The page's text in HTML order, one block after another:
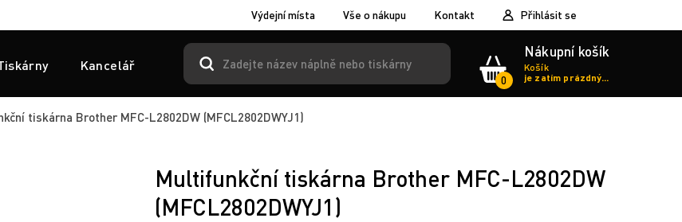
Výdejní místa Vše o nákupu Kontakt Přihlásit se
Kancelář
0
Nákupní košík
Košík
je zatím prázdný...
tiskárna Brother MFC-L2802DW (MFCL2802DWYJ1)
Multifunkční tiskárna Brother MFC-L2802DW
(MFCL2802DWYJ1)